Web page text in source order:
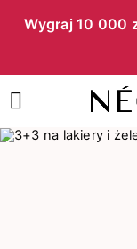
Wygraj 10 000